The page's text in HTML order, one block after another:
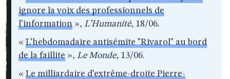
ignore la voix des professionnels de
l’information », L’Humanité, 18/06.
« L’hebdomadaire antisémite "Rivarol" au bord
de la faillite », Le Monde, 13/06.
« Le milliardaire d’extrême-droite Pierre-